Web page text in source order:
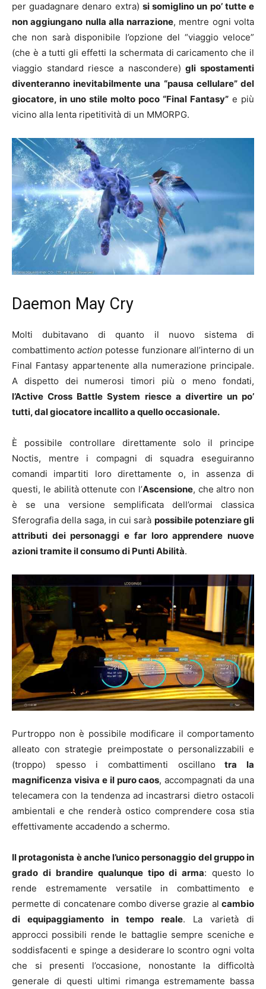
per guadagnare denaro extra) si somiglino un po’ tutte e
non aggiungano nulla alla narrazione, mentre ogni volta
che non sarà disponibile l’opzione del “viaggio veloce”
(che è a tutti gli effetti la schermata di caricamento che il
viaggio standard riesce a nascondere)gli spostamenti
diventeranno inevitabilmente una “pausa cellulare” del
giocatore, in uno stile molto poco “Final Fantasy” e più
vicino alla lenta ripetitività di un MMORPG.
Daemon May Cry
Molti dubitavano di quanto il nuovo sistema di
combattimentoaction potesse funzionare all’interno di un
Final Fantasy appartenente alla numerazione principale.
A dispetto dei numerosi timori più o meno fondati,
l’Active Cross Battle System riesce a divertire un po’
tutti, dal giocatore incallito a quello occasionale.
È possibile controllare direttamente solo il principe
Noctis, mentre i compagni di squadra eseguiranno
comandi impartiti loro direttamente o, in assenza di
questi, le abilità ottenute con l’Ascensione, che altro non
è se una versione semplificata dell’ormai classica
Sferografia della saga, in cui sarà possibile potenziare gli
attributi dei personaggi e far loro apprendere nuove
azioni tramite il consumo di Punti Abilità.
Purtroppo non è possibile modificare il comportamento
alleato con strategie preimpostate o personalizzabili e
(troppo) spesso i combattimenti oscillano tra la
magnificenza visiva e il puro caos, accompagnati da una
telecamera con la tendenza ad incastrarsi dietro ostacoli
ambientali e che renderà ostico comprendere cosa stia
effettivamente accadendo a schermo.
Il protagonista è anche l’unico personaggio del gruppo in
grado di brandire qualunque tipo di arma: questo lo
rende estremamente versatile in combattimento e
permette di concatenare combo diverse grazie al cambio
di equipaggiamento in tempo reale. La varietà di
approcci possibili rende le battaglie sempre sceniche e
soddisfacenti e spinge a desiderare lo scontro ogni volta
che si presenti l’occasione, nonostante la difficoltà
generale di questi ultimi rimanga estremamente bassa